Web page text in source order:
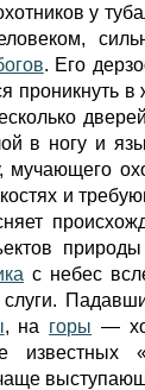
у
. Его
проникнуть
в ногу и
мучающего
и
с небес
слуги.
, на горы —
известных